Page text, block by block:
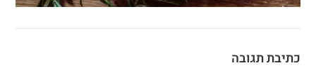
כתיבת תגובה